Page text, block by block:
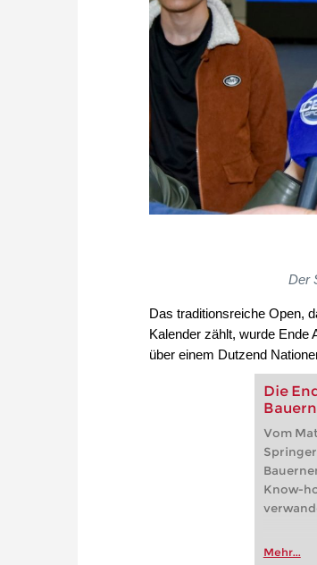
Der
Das traditionsreiche Open,
Kalender zählt, wurde Ende
über einem Dutzend
Die
Vom
Know-
Mehr...